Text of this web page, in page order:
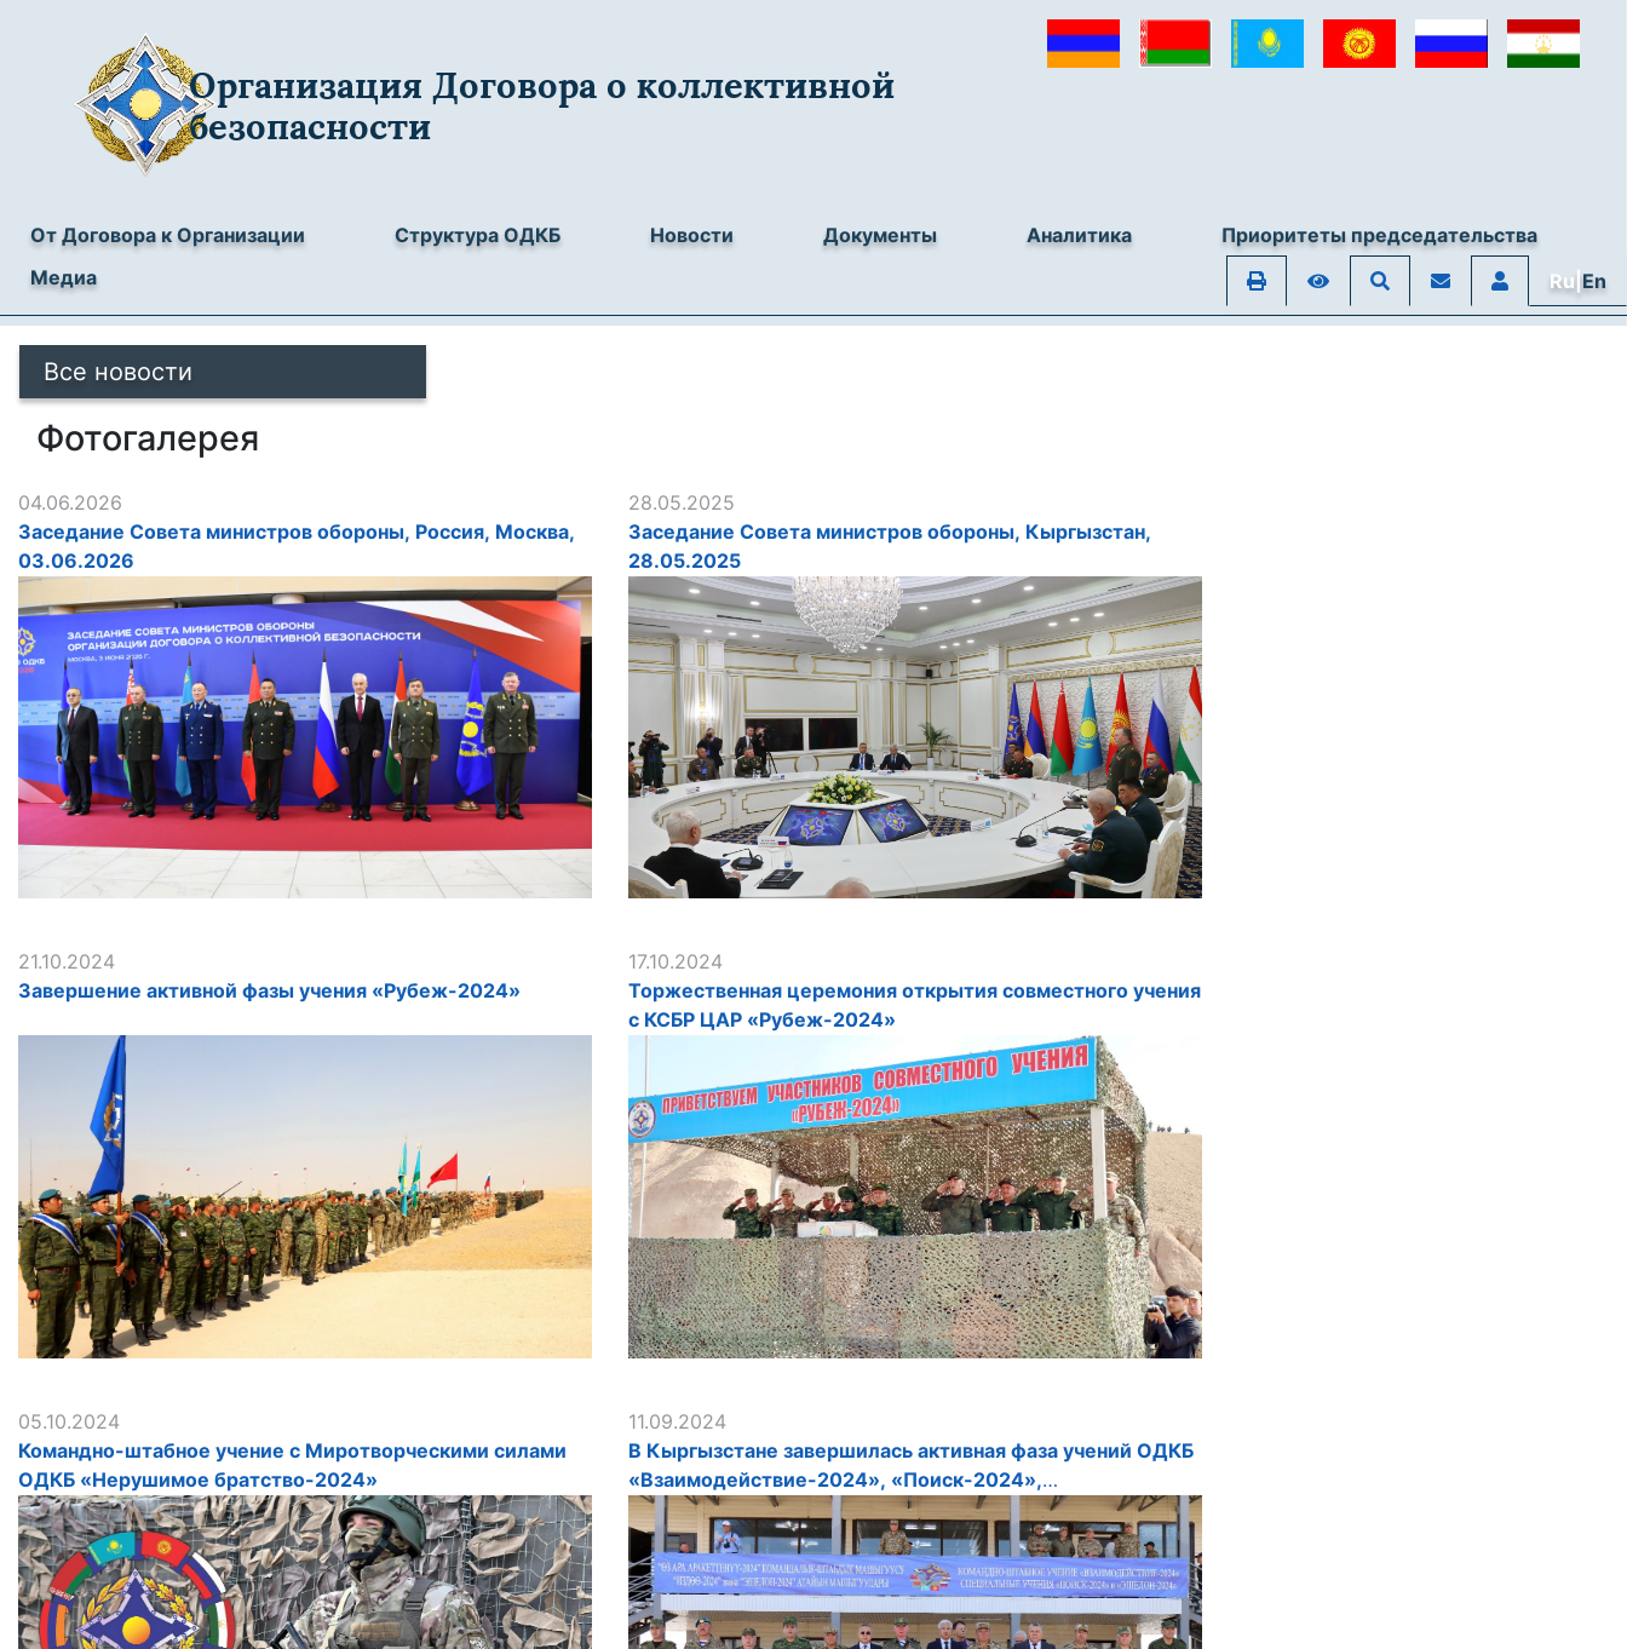
Организация Договора о коллективной
безопасности
От Договора к Организации Структура ОДКБ Новости Документы Аналитика
Приоритеты председательства
Медиа
Ru|En
Все новости
Фотогалерея
04.06.2026
Заседание Совета министров обороны, Россия, Москва,
03.06.2026
28.05.2025
Заседание Совета министров обороны, Кыргызстан,
28.05.2025
21.10.2024
Завершение активной фазы учения «Рубеж-2024»
17.10.2024
Торжественная церемония открытия совместного учения
с КСБР ЦАР «Рубеж-2024»
05.10.2024
Командно-штабное учение с Миротворческими силами
ОДКБ «Нерушимое братство-2024»
11.09.2024
В Кыргызстане завершилась активная фаза учений ОДКБ
«Взаимодействие-2024», «Поиск-2024»,
«Эшелон-2024»